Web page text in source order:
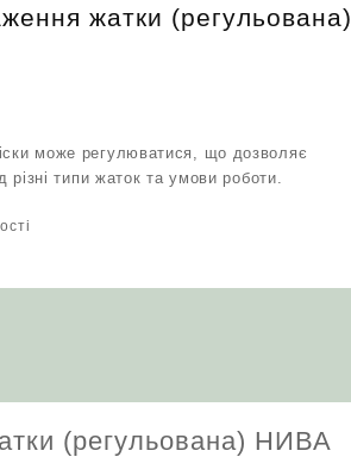
жатки (регульована)
може регулюватися, що дозволяє
різні типи жаток та умови роботи.
(регульована) НИВА